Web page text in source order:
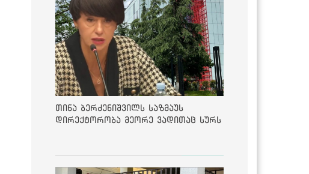
თინა ბერძენიშვილს საზმაუს
დირექტორობა მეორე ვადითაც სურს